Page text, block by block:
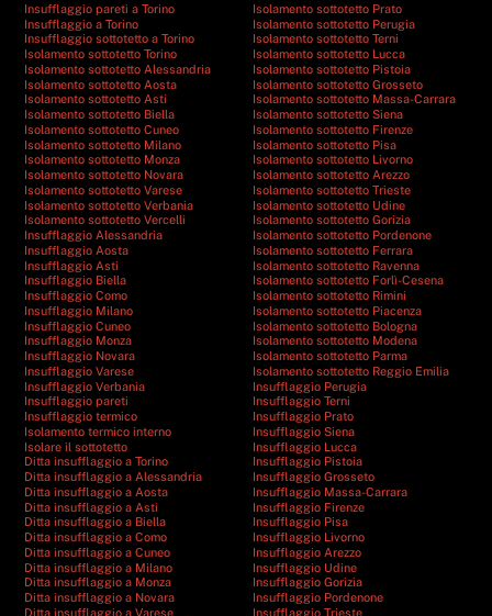
Insufflaggio pareti a Torino
Insufflaggio a Torino
Insufflaggio sottotetto a Torino
Isolamento sottotetto Torino
Isolamento sottotetto Alessandria
Isolamento sottotetto Aosta
Isolamento sottotetto Asti
Isolamento sottotetto Biella
Isolamento sottotetto Cuneo
Isolamento sottotetto Milano
Isolamento sottotetto Monza
Isolamento sottotetto Novara
Isolamento sottotetto Varese
Isolamento sottotetto Verbania
Isolamento sottotetto Vercelli
Insufflaggio Alessandria
Insufflaggio Aosta
Insufflaggio Asti
Insufflaggio Biella
Insufflaggio Como
Insufflaggio Milano
Insufflaggio Cuneo
Insufflaggio Monza
Insufflaggio Novara
Insufflaggio Varese
Insufflaggio Verbania
Insufflaggio pareti
Insufflaggio termico
Isolamento termico interno
Isolare il sottotetto
Ditta insufflaggio a Torino
Ditta insufflaggio a Alessandria
Ditta insufflaggio a Aosta
Ditta insufflaggio a Asti
Ditta insufflaggio a Biella
Ditta insufflaggio a Como
Ditta insufflaggio a Cuneo
Ditta insufflaggio a Milano
Ditta insufflaggio a Monza
Ditta insufflaggio a Novara
Ditta insufflaggio a Varese
Isolamento sottotetto Prato
Isolamento sottotetto Perugia
Isolamento sottotetto Terni
Isolamento sottotetto Lucca
Isolamento sottotetto Pistoia
Isolamento sottotetto Grosseto
Isolamento sottotetto Massa-Carrara
Isolamento sottotetto Siena
Isolamento sottotetto Firenze
Isolamento sottotetto Pisa
Isolamento sottotetto Livorno
Isolamento sottotetto Arezzo
Isolamento sottotetto Trieste
Isolamento sottotetto Udine
Isolamento sottotetto Gorizia
Isolamento sottotetto Pordenone
Isolamento sottotetto Ferrara
Isolamento sottotetto Ravenna
Isolamento sottotetto Forlì-Cesena
Isolamento sottotetto Rimini
Isolamento sottotetto Piacenza
Isolamento sottotetto Bologna
Isolamento sottotetto Modena
Isolamento sottotetto Parma
Isolamento sottotetto Reggio Emilia
Insufflaggio Perugia
Insufflaggio Terni
Insufflaggio Prato
Insufflaggio Siena
Insufflaggio Lucca
Insufflaggio Pistoia
Insufflaggio Grosseto
Insufflaggio Massa-Carrara
Insufflaggio Firenze
Insufflaggio Pisa
Insufflaggio Livorno
Insufflaggio Arezzo
Insufflaggio Udine
Insufflaggio Gorizia
Insufflaggio Pordenone
Insufflaggio Trieste